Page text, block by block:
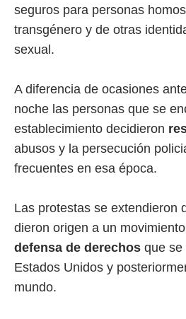
seguros para personas
transgénero y de otras
sexual.
A diferencia de ocasiones
noche las personas que se
establecimiento decidieron
abusos y la persecución
frecuentes en esa época.
Las protestas se extendieron
dieron origen a un
defensa de derechos que se
Estados Unidos y
mundo.